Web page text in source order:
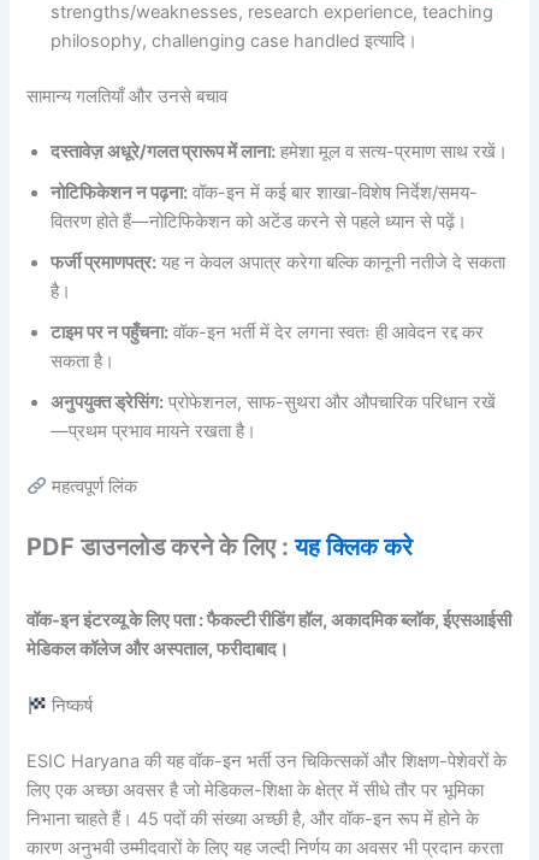
strengths/weaknesses, research experience, teaching
philosophy, challenging case handled इत्यादि।
सामान्य गलतियाँ और उनसे बचाव
दस्तावेज़ अधूरे/गलत प्रारूप में लाना: हमेशा मूल व सत्य-प्रमाण साथ रखें।
नोटिफिकेशन न पढ़ना: वॉक-इन में कई बार शाखा-विशेष निर्देश/समय-
वितरण होते हैं—नोटिफिकेशन को अटेंड करने से पहले ध्यान से पढ़ें।
फर्जी प्रमाणपत्र: यह न केवल अपात्र करेगा बल्कि कानूनी नतीजे दे सकता
है।
टाइम पर न पहुँचना: वॉक-इन भर्ती में देर लगना स्वतः ही आवेदन रद्द कर
सकता है।
अनुपयुक्त ड्रेसिंग: प्रोफेशनल, साफ-सुथरा और औपचारिक परिधान रखें
—प्रथम प्रभाव मायने रखता है।
महत्वपूर्ण लिंक
PDF डाउनलोड करने के लिए :यह क्लिक करे
वॉक-इन इंटरव्यू के लिए पता : फैकल्टी रीडिंग हॉल, अकादमिक ब्लॉक, ईएसआईसी
मेडिकल कॉलेज और अस्पताल, फरीदाबाद।
निष्कर्ष
ESIC Haryana की यह वॉक-इन भर्ती उन चिकित्सकों और शिक्षण-पेशेवरों के
लिए एक अच्छा अवसर है जो मेडिकल-शिक्षा के क्षेत्र में सीधे तौर पर भूमिका
निभाना चाहते हैं। 45 पदों की संख्या अच्छी है, और वॉक-इन रूप में होने के
कारण अनुभवी उम्मीदवारों के लिए यह जल्दी निर्णय का अवसर भी प्रदान करता